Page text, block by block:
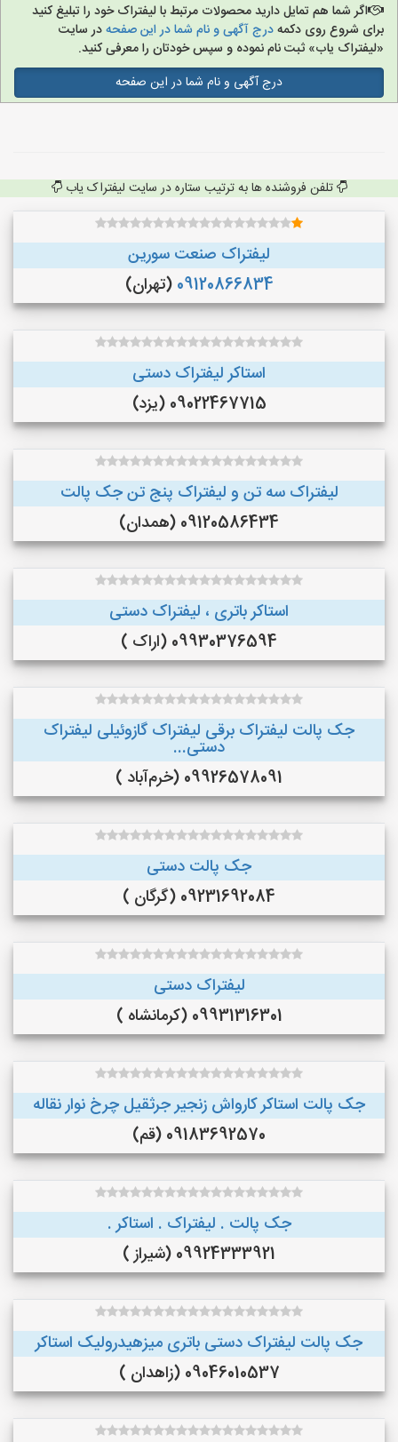
اگر شما هم تمایل دارید محصولات مرتبط با لیفتراک خود را تبلیغ کنید
برای شروع روی دکمهدرج آگهی و نام شما در این صفحهدر سایت
«لیفتراک یاب» ثبت نام نموده و سپس خودتان را معرفی کنید.
درج آگهی و نام شما در این صفحه
تلفن فروشنده ها به ترتیب ستاره در سایت لیفتراک یاب
لیفتراک صنعت سورین
09120866834 (تهران)
استاکر لیفتراک دستی
09022467715 (یزد)
لیفتراک سه تن و لیفتراک پنج تن جک پالت
09120586434 (همدان)
استاکر باتری ، لیفتراک دستی
09930376594 (اراک )
جک پالت لیفتراک برقی لیفتراک گازوئیلی لیفتراک
دستی...
09926578091 (خرم‌آباد )
جک پالت دستی
09231692084 (گرگان )
لیفتراک دستی
09931316301 (کرمانشاه )
جک پالت استاکر کارواش زنجیر جرثقیل چرخ نوار نقاله
09183692570 (قم)
جک پالت . لیفتراک . استاکر .
09924333921 (شیراز )
جک پالت لیفتراک دستی باتری میزهیدرولیک استاکر
09046010537 (زاهدان )